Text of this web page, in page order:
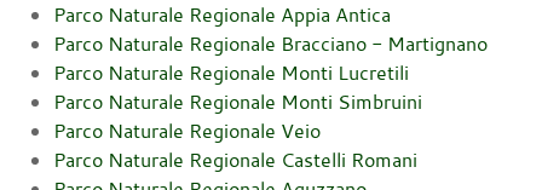
Parco Naturale Regionale Appia Antica
Parco Naturale Regionale Bracciano - Martignano
Parco Naturale Regionale Monti Lucretili
Parco Naturale Regionale Monti Simbruini
Parco Naturale Regionale Veio
Parco Naturale Regionale Castelli Romani